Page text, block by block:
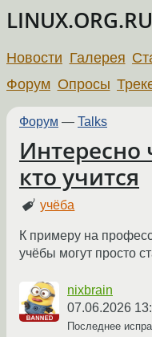
LINUX.ORG.RU
Новости Галерея
Форум Опросы
Форум — Talks
Интересно
кто учится
учёба
К примеру на
учёбы могут просто
nixbrain
07.06.2026
Последнее